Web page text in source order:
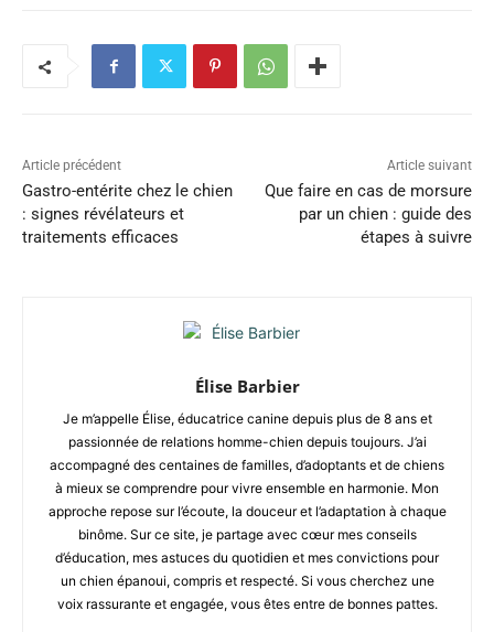
Article précédent
Gastro-entérite chez le chien
: signes révélateurs et
traitements efficaces
Article suivant
Que faire en cas de morsure
par un chien : guide des
étapes à suivre
Élise Barbier
Je m’appelle Élise, éducatrice canine depuis plus de 8 ans et
passionnée de relations homme-chien depuis toujours. J’ai
accompagné des centaines de familles, d’adoptants et de chiens
à mieux se comprendre pour vivre ensemble en harmonie. Mon
approche repose sur l’écoute, la douceur et l’adaptation à chaque
binôme. Sur ce site, je partage avec cœur mes conseils
d’éducation, mes astuces du quotidien et mes convictions pour
un chien épanoui, compris et respecté. Si vous cherchez une
voix rassurante et engagée, vous êtes entre de bonnes pattes.